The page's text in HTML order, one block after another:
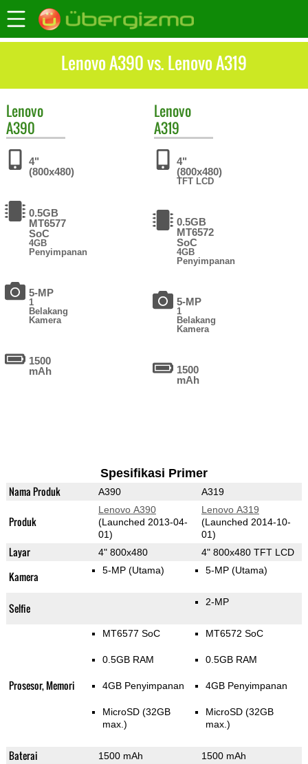
Lenovo A390 vs. Lenovo A319
Lenovo
A390
4"
(800x480)
0.5GB
MT6577
SoC
4GB
Penyimpanan
5-MP
1
Belakang
Kamera
1500
mAh
Lenovo
A319
4"
(800x480)
TFT LCD
0.5GB
MT6572
SoC
4GB
Penyimpanan
5-MP
1
Belakang
Kamera
1500
mAh
Spesifikasi Primer
Nama Produk A390 A319
Produk
Lenovo A390
(Launched 2013-04-
01)
Lenovo A319
(Launched 2014-10-
01)
Layar 4" 800x480 4" 800x480 TFT LCD
Kamera 5-MP (Utama) 5-MP (Utama)
Selfie 2-MP
Prosesor, Memori
MT6577 SoC
0.5GB RAM
4GB Penyimpanan
MicroSD (32GB
max.)
MT6572 SoC
0.5GB RAM
4GB Penyimpanan
MicroSD (32GB
max.)
Baterai 1500 mAh 1500 mAh